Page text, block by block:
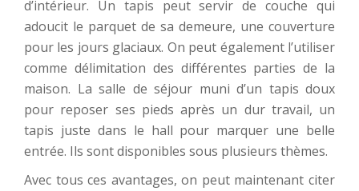
d’intérieur. Un tapis peut servir de couche qui
adoucit le parquet de sa demeure, une couverture
pour les jours glaciaux. On peut également l’utiliser
comme délimitation des différentes parties de la
maison. La salle de séjour muni d’un tapis doux
pour reposer ses pieds après un dur travail, un
tapis juste dans le hall pour marquer une belle
entrée. Ils sont disponibles sous plusieurs thèmes.
Avec tous ces avantages, on peut maintenant citer